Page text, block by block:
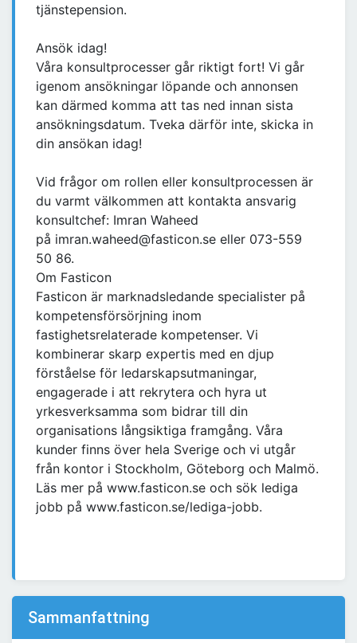
tjänstepension.
Ansök idag!
Våra konsultprocesser går riktigt fort! Vi går
igenom ansökningar löpande och annonsen
kan därmed komma att tas ned innan sista
ansökningsdatum. Tveka därför inte, skicka in
din ansökan idag!
Vid frågor om rollen eller konsultprocessen är
du varmt välkommen att kontakta ansvarig
konsultchef: Imran Waheed
på imran.waheed@fasticon.se eller 073-559
50 86.
Om Fasticon
Fasticon är marknadsledande specialister på
kompetensförsörjning inom
fastighetsrelaterade kompetenser. Vi
kombinerar skarp expertis med en djup
förståelse för ledarskapsutmaningar,
engagerade i att rekrytera och hyra ut
yrkesverksamma som bidrar till din
organisations långsiktiga framgång. Våra
kunder finns över hela Sverige och vi utgår
från kontor i Stockholm, Göteborg och Malmö.
Läs mer på www.fasticon.se och sök lediga
jobb på www.fasticon.se/lediga-jobb.
Sammanfattning